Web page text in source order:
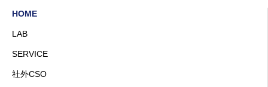
HOME
LAB
SERVICE
社外CSO